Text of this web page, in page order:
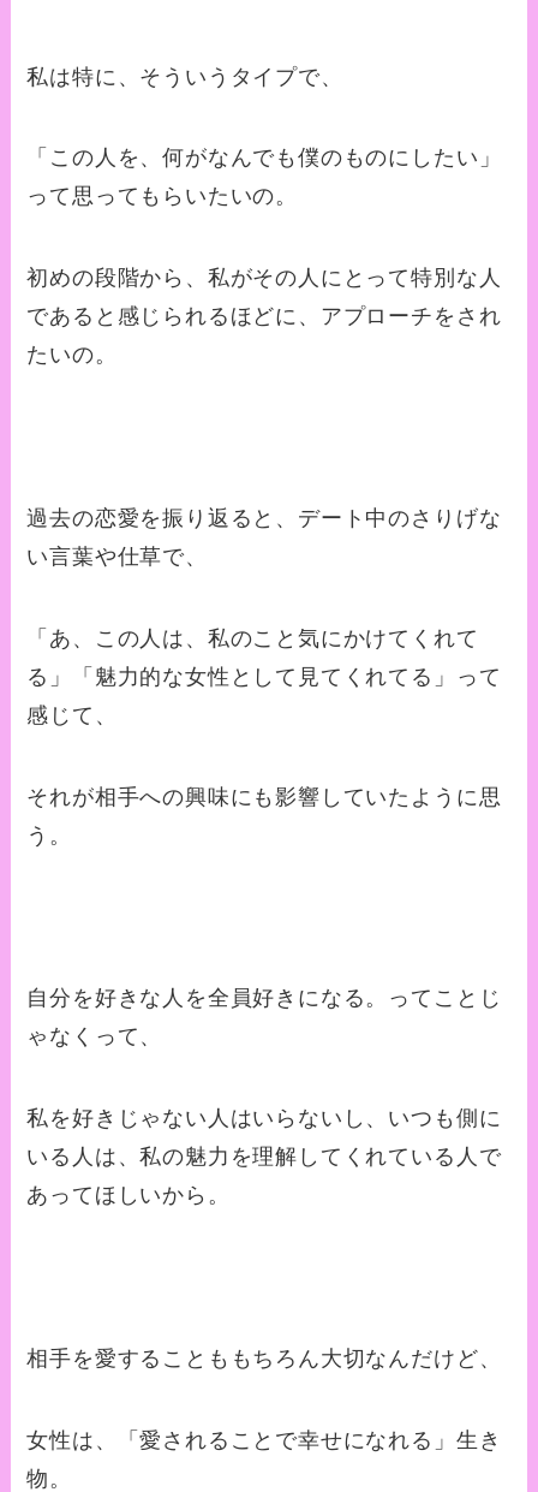
私は特に、そういうタイプで、
「この人を、何がなんでも僕のものにしたい」
って思ってもらいたいの。
初めの段階から、私がその人にとって特別な人
であると感じられるほどに、アプローチをされ
たいの。
過去の恋愛を振り返ると、デート中のさりげな
い言葉や仕草で、
「あ、この人は、私のこと気にかけてくれて
る」「魅力的な女性として見てくれてる」って
感じて、
それが相手への興味にも影響していたように思
う。
自分を好きな人を全員好きになる。ってことじ
ゃなくって、
私を好きじゃない人はいらないし、いつも側に
いる人は、私の魅力を理解してくれている人で
あってほしいから。
相手を愛することももちろん大切なんだけど、
女性は、「愛されることで幸せになれる」生き
物。